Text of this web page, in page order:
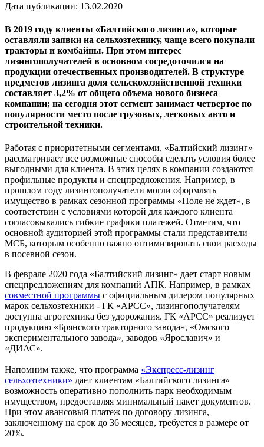
Дата публикации: 13.02.2020
В 2019 году клиенты «Балтийского лизинга», которые
оставляли заявки на сельхозтехнику, чаще всего покупали
тракторы и комбайны. При этом интерес
лизингополучателей в основном сосредоточился на
продукции отечественных производителей. В структуре
предметов лизинга доля сельскохозяйственной техники
составляет 3,2% от общего объема нового бизнеса
компании; на сегодня этот сегмент занимает четвертое по
популярности место после грузовых, легковых авто и
строительной техники.
Работая с приоритетными сегментами, «Балтийский лизинг»
рассматривает все возможные способы сделать условия более
выгодными для клиента. В этих целях в компании создаются
профильные продукты и спецпредложения. Например, в
прошлом году лизингополучатели могли оформлять
имущество в рамках сезонной программы «Поле не ждет», в
соответствии с условиями которой для каждого клиента
согласовывались гибкие графики платежей. Отметим, что
основной аудиторией этой программы стали представители
МСБ, которым особенно важно оптимизировать свои расходы
в посевной сезон.
В феврале 2020 года «Балтийский лизинг» дает старт новым
спецпредложениям для компаний АПК. Например, в рамках
совместной программы с официальным дилером популярных
марок сельхозтехники - ГК «АРСС», лизингополучателям
доступна агротехника без удорожания. ГК «АРСС» реализует
продукцию «Брянского тракторного завода», «Омского
экспериментального завода», заводов «Ярославич» и
«ДИАС».
Напомним также, что программа «Экспресс-лизинг
сельхозтехники» дает клиентам «Балтийского лизинга»
возможность оперативно пополнить парк необходимым
имуществом, предоставляя минимальный пакет документов.
При этом авансовый платеж по договору лизинга,
заключенному на срок до 36 месяцев, требуется в размере от
20%.